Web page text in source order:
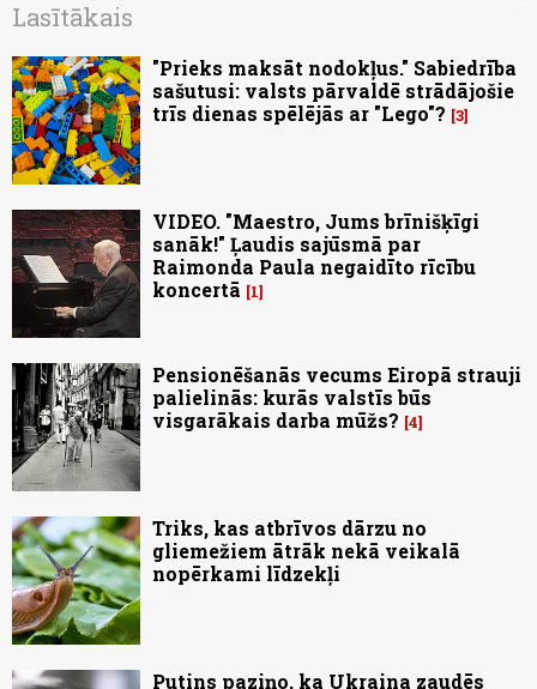
Lasītākais
"Prieks maksāt nodokļus." Sabiedrība
sašutusi: valsts pārvaldē strādājošie
trīs dienas spēlējās ar "Lego"? 3
VIDEO. "Maestro, Jums brīnišķīgi
sanāk!" Ļaudis sajūsmā par
Raimonda Paula negaidīto rīcību
koncertā
1
Pensionēšanās vecums Eiropā strauji
palielinās: kurās valstīs būs
visgarākais darba mūžs? 4
Triks, kas atbrīvos dārzu no
gliemežiem ātrāk nekā veikalā
nopērkami līdzekļi
Putins paziņo, ka Ukraina zaudēs